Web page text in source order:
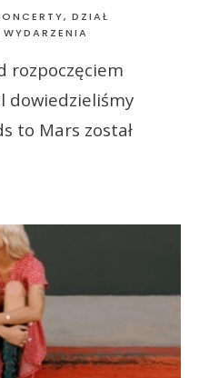
, DZIAŁ
rozpoczęciem
dowiedzieliśmy
to Mars został